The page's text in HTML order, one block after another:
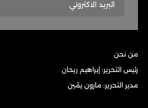
من نحن
رئيس التحرير: إبراهيم ريحان
مدير التحرير: مارون يمّين